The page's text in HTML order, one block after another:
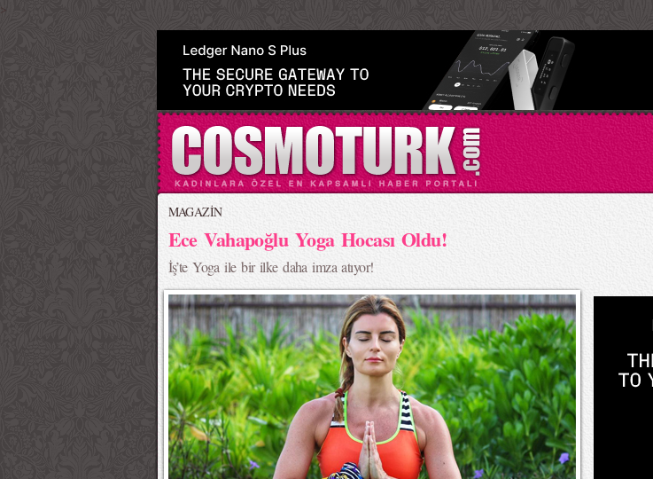
>
MAGAZİN
Ece Vahapoğlu Yoga Hocası Oldu!
İş’te Yoga ile bir ilke daha imza atıyor!